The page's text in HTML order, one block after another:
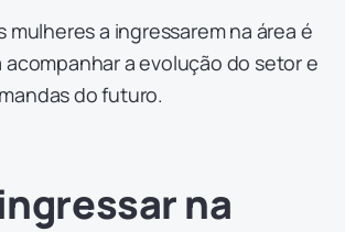
mulheres a ingressarem na área é
acompanhar a evolução do setor e
do futuro.
na